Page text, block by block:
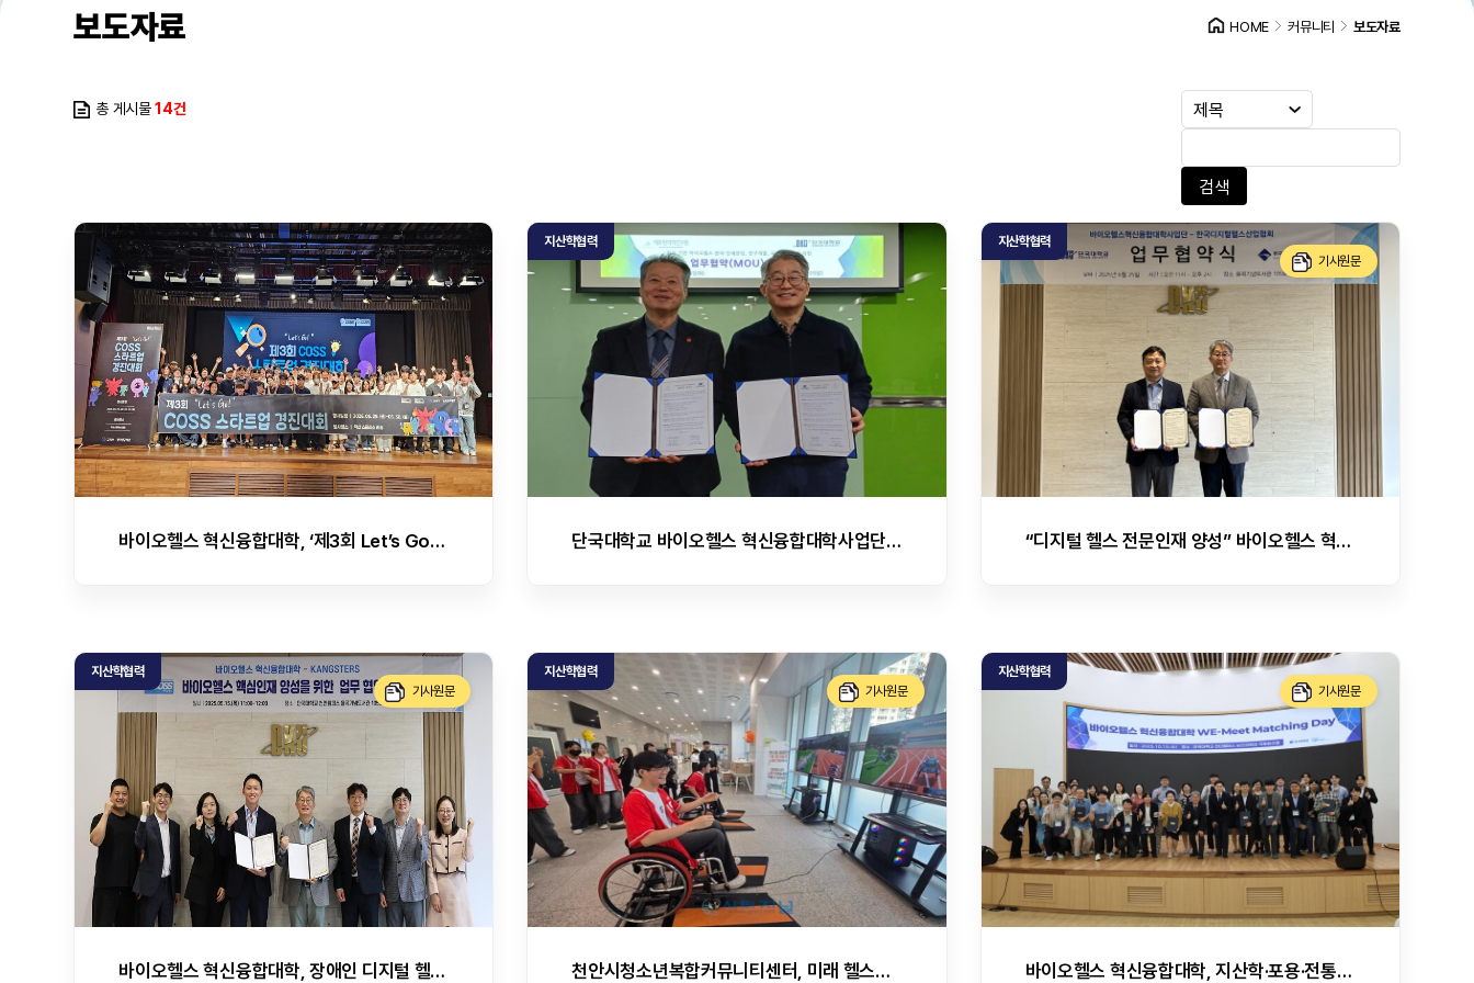
보도자료 HOME 커뮤니티 보도자료
총 게시물14건
검색
바이오헬스 혁신융합대학, ‘제3회 Let’s Go! COSS 스타트업 경진대회’ 성료
지산학협력
단국대학교 바이오헬스 혁신융합대학사업단–제주한의약연구원, 바이오헬스 인재양성 위한 업무협약 체결
기사원문
지산학협력
“디지털 헬스 전문인재 양성” 바이오헬스 혁신융합대학, 한국디지털헬스산업협회와 업무협약 체결
기사원문
지산학협력
바이오헬스 혁신융합대학, 장애인 디지털 헬스케어 전문기업 캥스터즈와 업무협약 맺어
기사원문
지산학협력
천안시청소년복합커뮤니티센터, 미래 헬스케어 기술 체험전 열려
기사원문
지산학협력
바이오헬스 혁신융합대학, 지산학·포용·전통 잇는 3일간의 교육혁신 행사 펼쳐